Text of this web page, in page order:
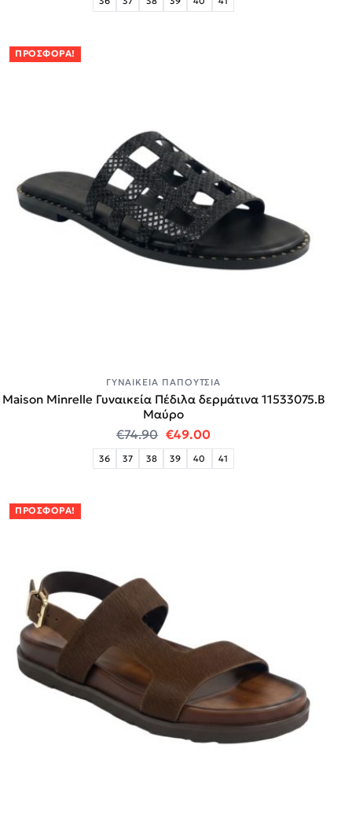
ΠΡΟΣΦΟΡΆ!
ΓΥΝΑΙΚΕΊΑ ΠΑΠΟΎΤΣΙΑ
Maison Minrelle Γυναικεία Πέδιλα δερμάτινα 11533075.B
Μαύρο
€74.90 Original price was: €74.90.
€49.00Η τρέχουσα τιμή
36 37 38 39 40 41
ΠΡΟΣΦΟΡΆ!